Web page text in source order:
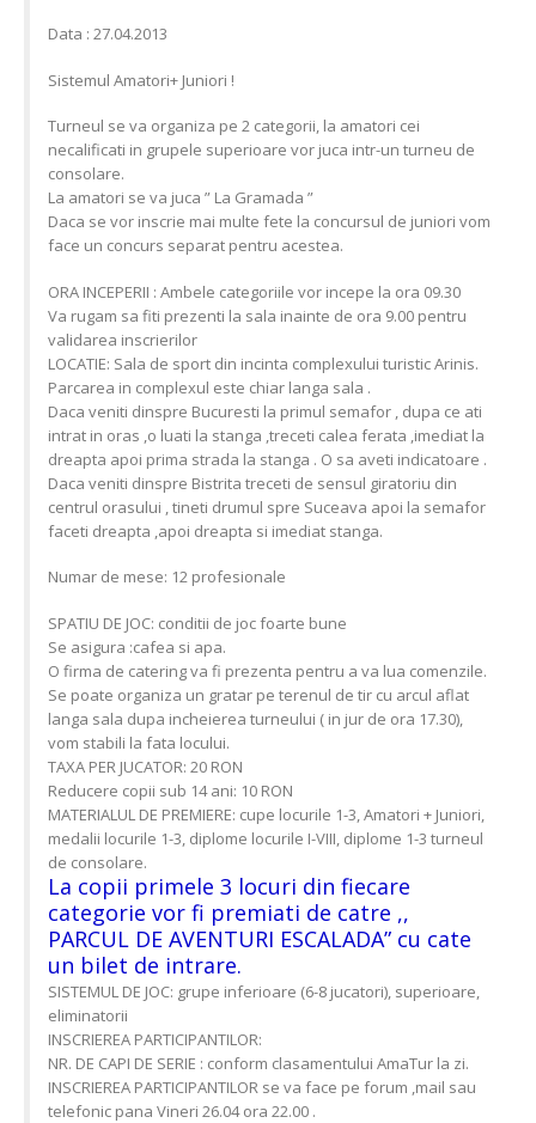
Data : 27.04.2013
Sistemul Amatori+ Juniori !
Turneul se va organiza pe 2 categorii, la amatori cei
necalificati in grupele superioare vor juca intr-un turneu de
consolare.
La amatori se va juca ” La Gramada ”
Daca se vor inscrie mai multe fete la concursul de juniori vom
face un concurs separat pentru acestea.
ORA INCEPERII : Ambele categoriile vor incepe la ora 09.30
Va rugam sa fiti prezenti la sala inainte de ora 9.00 pentru
validarea inscrierilor
LOCATIE: Sala de sport din incinta complexului turistic Arinis.
Parcarea in complexul este chiar langa sala .
Daca veniti dinspre Bucuresti la primul semafor , dupa ce ati
intrat in oras ,o luati la stanga ,treceti calea ferata ,imediat la
dreapta apoi prima strada la stanga . O sa aveti indicatoare .
Daca veniti dinspre Bistrita treceti de sensul giratoriu din
centrul orasului , tineti drumul spre Suceava apoi la semafor
faceti dreapta ,apoi dreapta si imediat stanga.
Numar de mese: 12 profesionale
SPATIU DE JOC: conditii de joc foarte bune
Se asigura :cafea si apa.
O firma de catering va fi prezenta pentru a va lua comenzile.
Se poate organiza un gratar pe terenul de tir cu arcul aflat
langa sala dupa incheierea turneului ( in jur de ora 17.30),
vom stabili la fata locului.
TAXA PER JUCATOR: 20 RON
Reducere copii sub 14 ani: 10 RON
MATERIALUL DE PREMIERE: cupe locurile 1-3, Amatori + Juniori,
medalii locurile 1-3, diplome locurile I-VIII, diplome 1-3 turneul
de consolare.
La copii primele 3 locuri din fiecare
categorie vor fi premiati de catre ,,
PARCUL DE AVENTURI ESCALADA” cu cate
un bilet de intrare.
SISTEMUL DE JOC: grupe inferioare (6-8 jucatori), superioare,
eliminatorii
INSCRIEREA PARTICIPANTILOR:
NR. DE CAPI DE SERIE : conform clasamentului AmaTur la zi.
INSCRIEREA PARTICIPANTILOR se va face pe forum ,mail sau
telefonic pana Vineri 26.04 ora 22.00 .